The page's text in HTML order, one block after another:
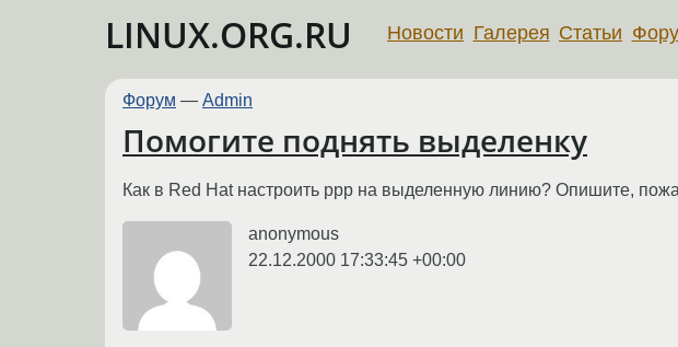
LINUX.ORG.RU Новости Галерея Статьи
Форум — Admin
Помогите поднять выделенку
Как в Red Hat настроить ppp на выделенную линию? Опишите,
anonymous
22.12.2000 17:33:45 +00:00